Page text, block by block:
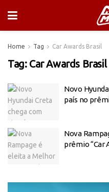
Home Tag Car Awards Brasil
Tag: Car Awards Brasil
Novo
país no
Nova
prêmio “Car